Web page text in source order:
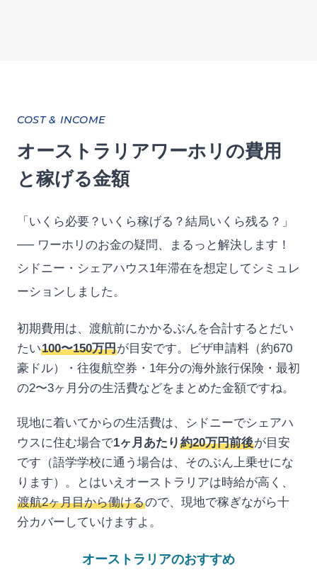
COST & INCOME
オーストラリアワーホリの費用
と稼げる金額
「いくら必要？いくら稼げる？結局いくら残る？」
── ワーホリのお金の疑問、まるっと解決します！
シドニー・シェアハウス1年滞在を想定してシミュレ
ーションしました。
初期費用は、渡航前にかかるぶんを合計するとだい
たい100〜150万円が目安です。ビザ申請料（約670
豪ドル）・往復航空券・1年分の海外旅行保険・最初
の2〜3ヶ月分の生活費などをまとめた金額ですね。
現地に着いてからの生活費は、シドニーでシェアハ
ウスに住む場合で1ヶ月あたり 約20万円前後が目安
です（語学学校に通う場合は、そのぶん上乗せにな
ります）。とはいえオーストラリアは時給が高く、
渡航2ヶ月目から働けるので、現地で稼ぎながら十
分カバーしていけますよ。
オーストラリアのおすすめ